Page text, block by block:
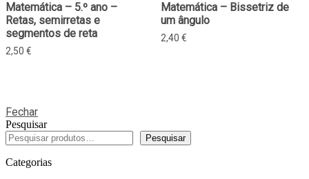
Matemática – 5.º ano –
Retas, semirretas e
segmentos de reta
2,50 €
Matemática – Bissetriz de
um ângulo
2,40 €
Fechar
Pesquisar
Pesquisar
Categorias